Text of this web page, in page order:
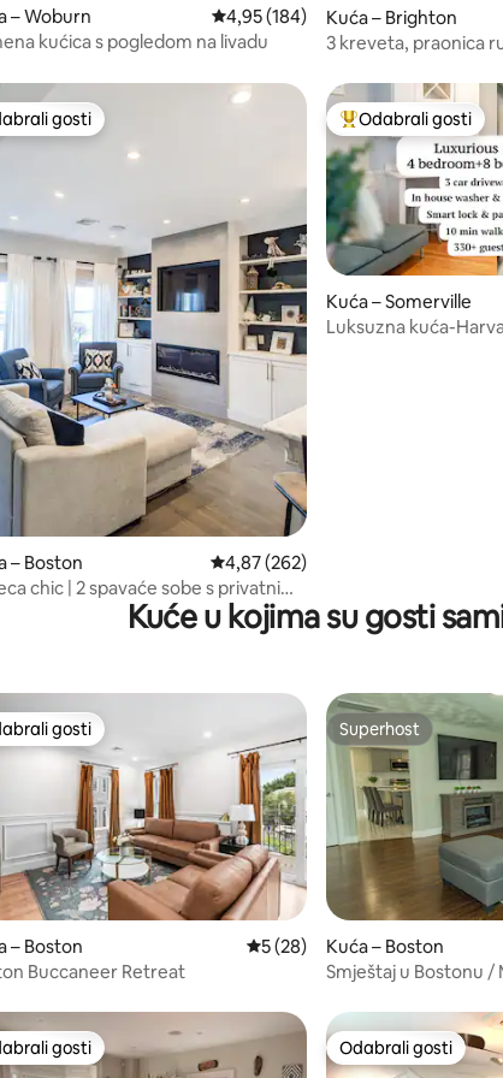
5, recenzija: 144
– Woburn Prosječna ocjena: 4,95/5, recenzija:
4,95 (184)
kućica s pogledom na livadu
Kuća – Brighton
3 kreveta, praonica
5, recenzija: 261
gosti
gosti
– Boston Prosječna ocjena: 4,87/5, recenzija:
4,87 (262)
chic | 2 spavaće sobe s privatnim
Među najviše
Odabrali gosti
Kuća – Somerville
Luksuzna kuća-
Kuće u kojima su gosti
5/5, recenzija: 14
gosti
gosti
– Boston Prosječna ocjena: 5/5,
5 (28)
Buccaneer Retreat
Superhost
Superhost
Kuća – Boston
Smještaj u Bostonu /
gosti
gosti Odabrali gosti
Odabrali gosti